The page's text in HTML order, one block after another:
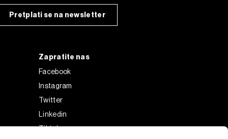
Pretplati se na newsletter
Zapratite nas
Facebook
Instagram
Twitter
Linkedin
Tiktok